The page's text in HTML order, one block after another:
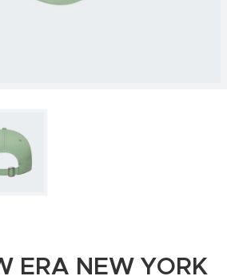
ERA NEW YORK